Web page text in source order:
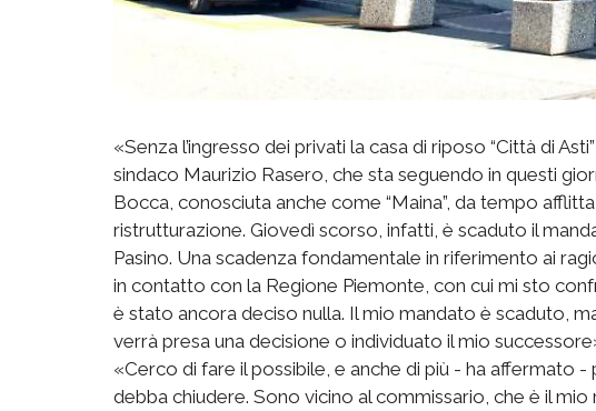
«Senza l’ingresso dei privati la casa di riposo “Città di
sindaco Maurizio Rasero, che sta seguendo in questi
Bocca, conosciuta anche come “Maina”, da tempo
ristrutturazione. Giovedì scorso, infatti, è scaduto il
Pasino. Una scadenza fondamentale in riferimento ai
in contatto con la Regione Piemonte, con cui mi sto
è stato ancora deciso nulla. Il mio mandato è scaduto,
verrà presa una decisione o individuato il mio
«Cerco di fare il possibile, e anche di più - ha affermato
debba chiudere. Sono vicino al commissario, che è il